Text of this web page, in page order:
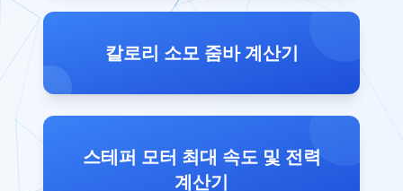
칼로리 소모 줌바 계산기
스테퍼 모터 최대 속도 및 전력
계산기